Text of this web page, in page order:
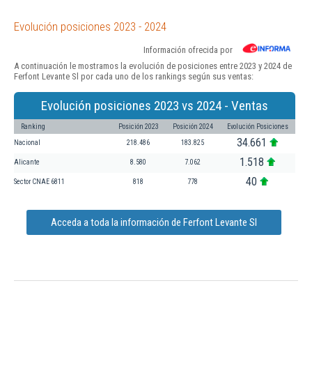
Evolución posiciones 2023 - 2024
Información ofrecida por
A continuación le mostramos la evolución de posiciones entre 2023 y 2024 de
Ferfont Levante Sl por cada uno de los rankings según sus ventas:
Evolución posiciones 2023 vs 2024 - Ventas
Ranking Posición 2023 Posición 2024 Evolución Posiciones
Nacional 218.486 183.825 34.661
Alicante 8.580 7.062 1.518
Sector CNAE 6811 818 778 40
Acceda a toda la información de Ferfont Levante Sl